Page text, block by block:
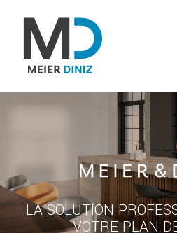
diniz.ch
LA SOLUTION
VOTRE PLAN